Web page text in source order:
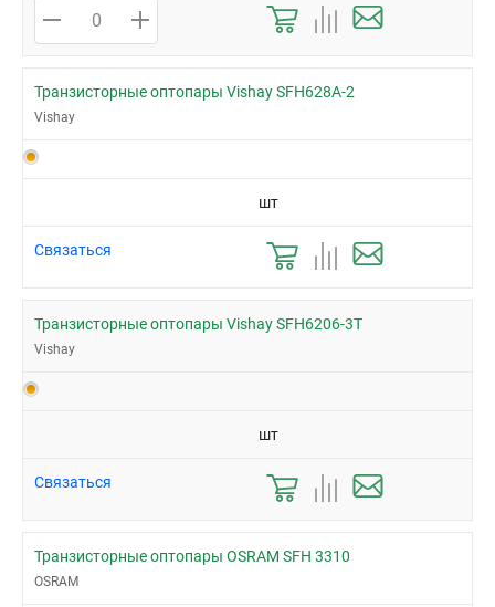
Транзисторные оптопары Vishay SFH628A-2
Vishay
шт
Связаться
Транзисторные оптопары Vishay SFH6206-3T
Vishay
шт
Связаться
Транзисторные оптопары OSRAM SFH 3310
OSRAM